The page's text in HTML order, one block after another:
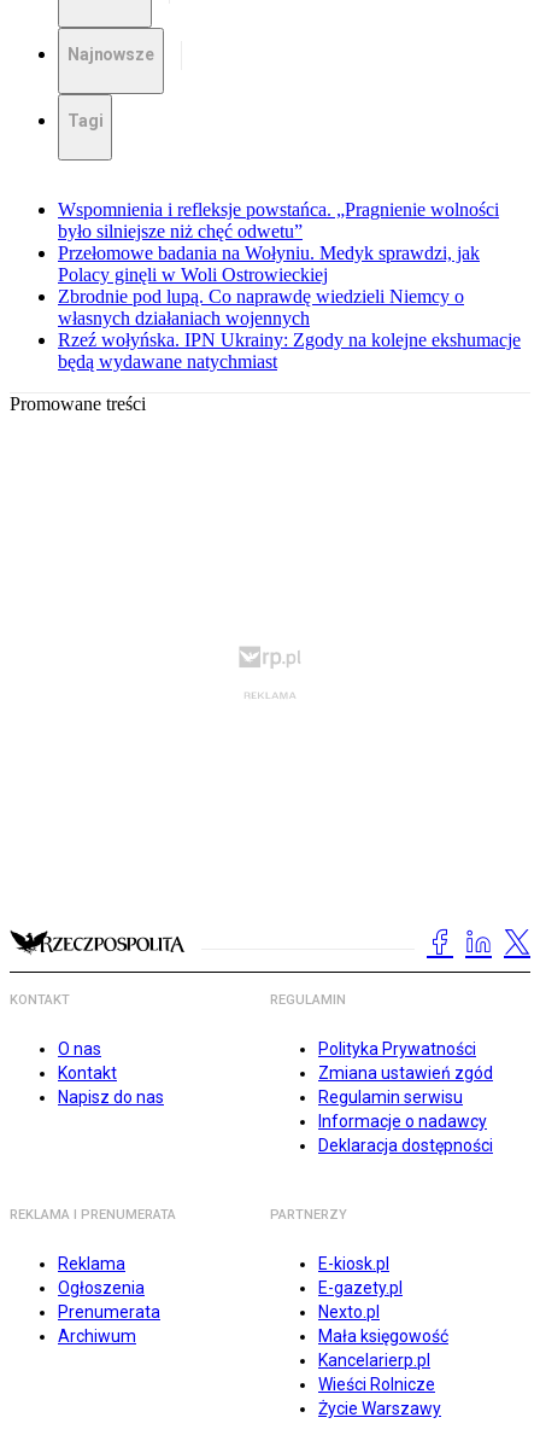
Najnowsze
Tagi
Wspomnienia i refleksje powstańca. „Pragnienie wolności
było silniejsze niż chęć odwetu”
Przełomowe badania na Wołyniu. Medyk sprawdzi, jak
Polacy ginęli w Woli Ostrowieckiej
Zbrodnie pod lupą. Co naprawdę wiedzieli Niemcy o
własnych działaniach wojennych
Rzeź wołyńska. IPN Ukrainy: Zgody na kolejne ekshumacje
będą wydawane natychmiast
Promowane treści
KONTAKT
O nas
Kontakt
Napisz do nas
REGULAMIN
Polityka Prywatności
Zmiana ustawień zgód
Regulamin serwisu
Informacje o nadawcy
Deklaracja dostępności
REKLAMA I PRENUMERATA
Reklama
Ogłoszenia
Prenumerata
Archiwum
PARTNERZY
E-kiosk.pl
E-gazety.pl
Nexto.pl
Mała księgowość
Kancelarierp.pl
Wieści Rolnicze
Życie Warszawy